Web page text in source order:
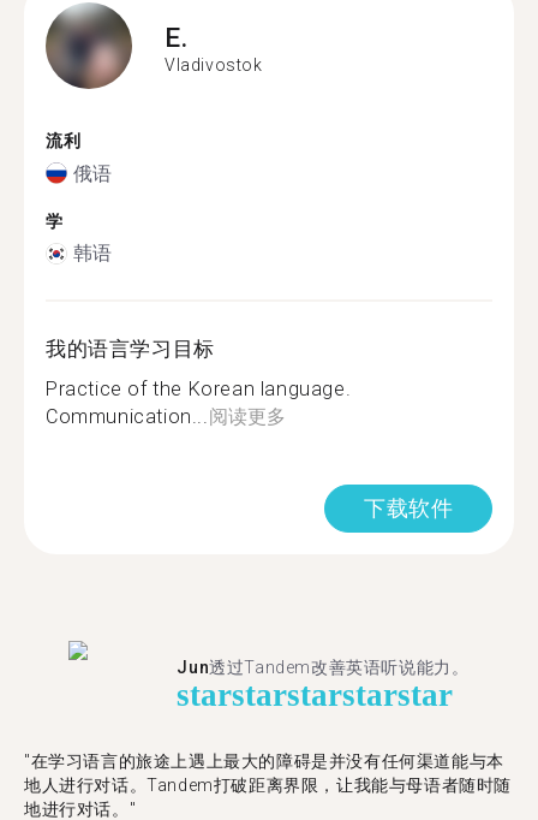
E.
Vladivostok
流利
俄语
学
韩语
我的语言学习目标
Practice of the Korean language.
Communication...阅读更多
下载软件
Jun透过Tandem改善英语听说能力。
starstarstarstarstar
"在学习语言的旅途上遇上最大的障碍是并没有任何渠道能与本
地人进行对话。Tandem打破距离界限，让我能与母语者随时随
地进行对话。"